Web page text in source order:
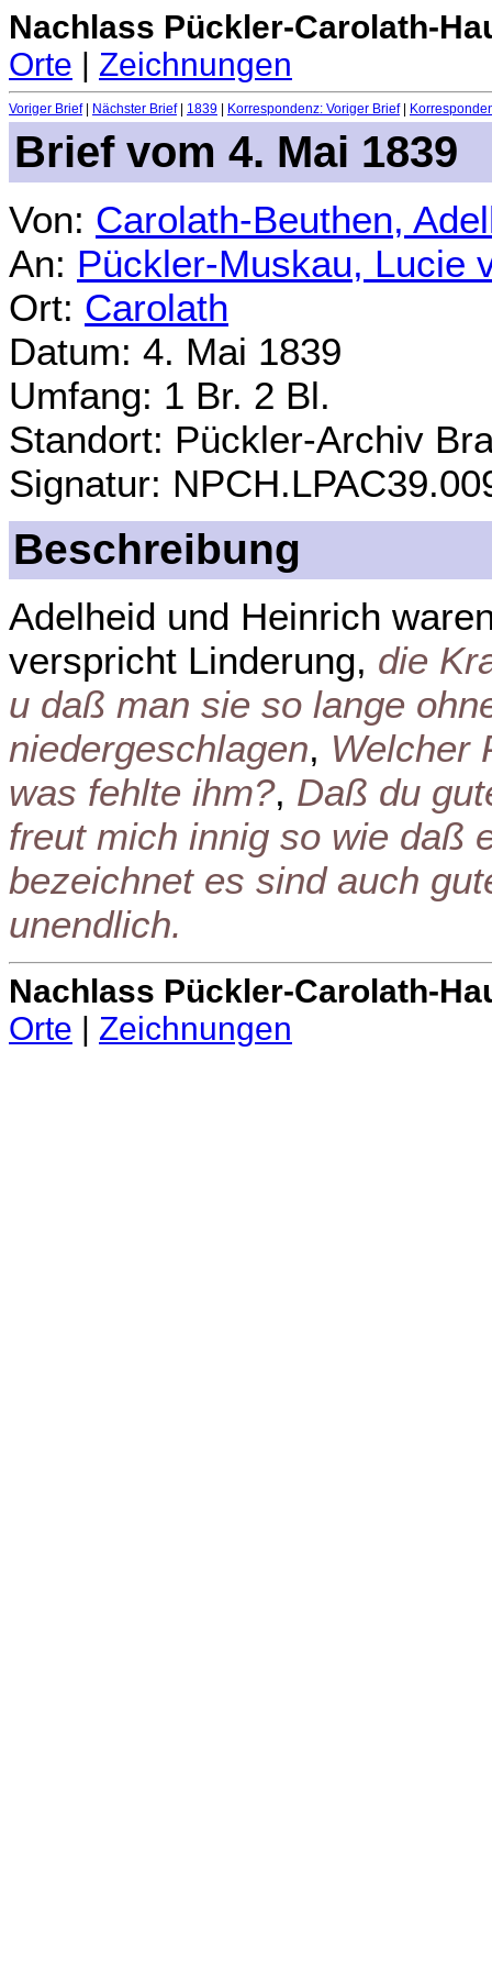
Nachlass Pückler-Carolath-
Orte | Zeichnungen
Voriger Brief| Nächster Brief| 1839 Korrespondenz: Voriger Brief|
Brief vom 4. Mai 1839
Von: Carolath-Beuthen,
An: Pückler-Muskau, Lucie
Ort: Carolath
Datum: 4. Mai 1839
Umfang: 1 Br. 2 Bl.
Standort: Pückler-Archiv
Signatur:
Beschreibung
Adelheid und Heinrich
verspricht Linderung, die
u daß man sie so lange
niedergeschlagen, Welcher
was fehlte ihm?, Daß du
freut mich innig so wie daß
bezeichnet es sind auch
unendlich.
Nachlass Pückler-Carolath-
Orte | Zeichnungen